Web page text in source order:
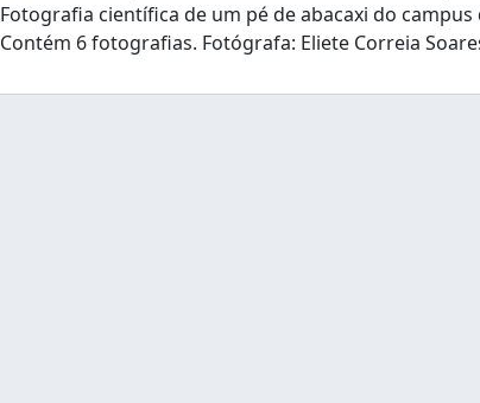
Fotografia científica de um pé de abacaxi do campus
Contém 6 fotografias. Fotógrafa: Eliete Correia